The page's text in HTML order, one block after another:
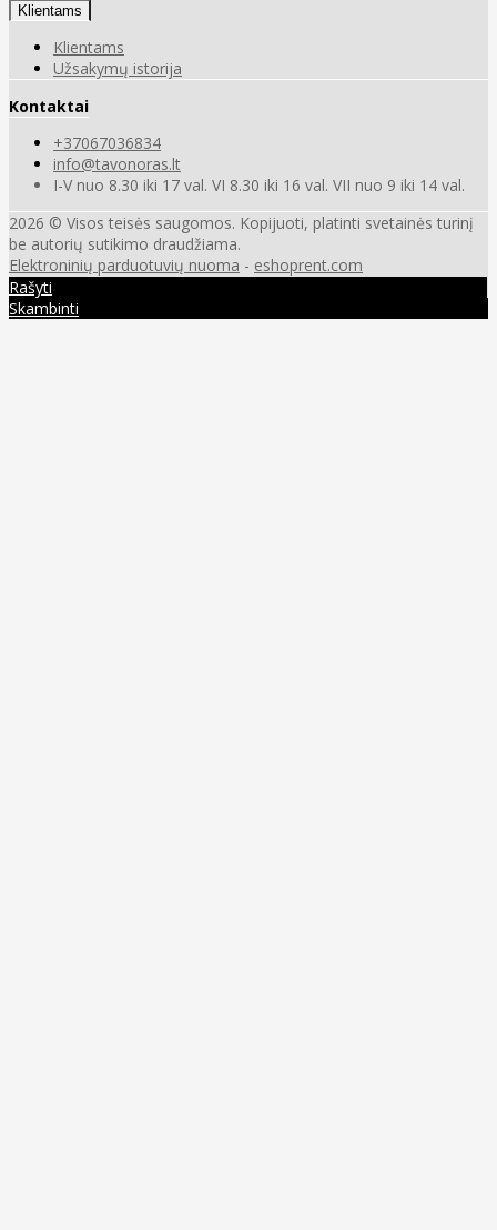
Klientams
Klientams
Užsakymų istorija
Kontaktai
+37067036834
info@tavonoras.lt
I-V nuo 8.30 iki 17 val. VI 8.30 iki 16 val. VII nuo 9 iki 14 val.
2026 © Visos teisės saugomos. Kopijuoti, platinti svetainės turinį
be autorių sutikimo draudžiama.
Elektroninių parduotuvių nuoma - eshoprent.com
Rašyti
Skambinti